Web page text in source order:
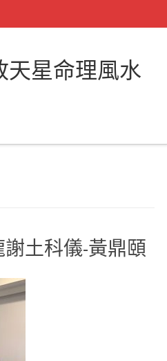
天星命理風水
土科儀-黃鼎頤